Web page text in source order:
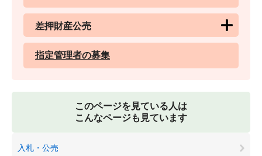
差押財産公売
指定管理者の募集
このページを見ている人は
こんなページも見ています
入札・公売